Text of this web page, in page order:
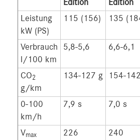
Edition Edition
Leistung
kW (PS)
115 (156) 135
Verbrauch
l/100 km
5,8-5,6 6,6-6,1
CO2
g/km
134-127 g 154-
0-100
km/h
7,9 s 7,0 s
Vmax 226 240